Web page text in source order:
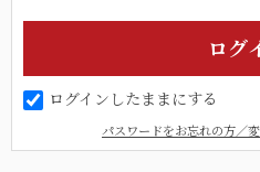
ログインしたままにする
パスワードをお忘れの方／